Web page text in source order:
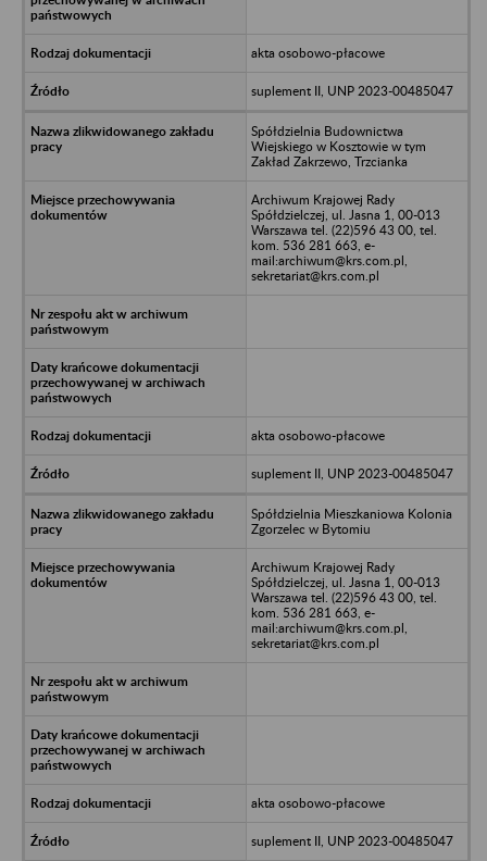
akta osobowo-płacowe
suplement II, UNP 2023-00485047
Spółdzielnia Budownictwa
Wiejskiego w Kosztowie w tym
Zakład Zakrzewo, Trzcianka
Archiwum Krajowej Rady
Spółdzielczej, ul. Jasna 1, 00-013
Warszawa tel. (22)596 43 00, tel.
kom. 536 281 663, e-
mail:archiwum@krs.com.pl,
sekretariat@krs.com.pl
akta osobowo-płacowe
suplement II, UNP 2023-00485047
Spółdzielnia Mieszkaniowa Kolonia
Zgorzelec w Bytomiu
Archiwum Krajowej Rady
Spółdzielczej, ul. Jasna 1, 00-013
Warszawa tel. (22)596 43 00, tel.
kom. 536 281 663, e-
mail:archiwum@krs.com.pl,
sekretariat@krs.com.pl
akta osobowo-płacowe
suplement II, UNP 2023-00485047